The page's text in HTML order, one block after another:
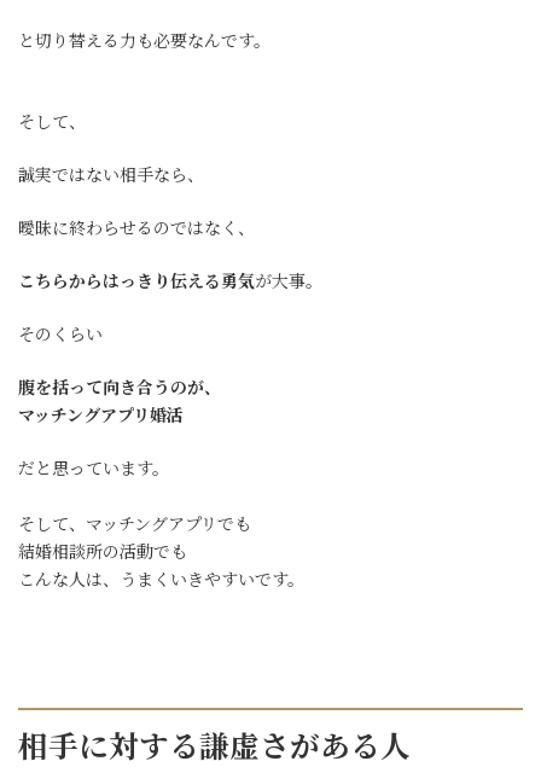
と切り替える力も必要なんです。
そして、
誠実ではない相手なら、
曖昧に終わらせるのではなく、
こちらからはっきり伝える勇気が大事。
そのくらい
腹を括って向き合うのが、
マッチングアプリ婚活
だと思っています。
そして、マッチングアプリでも
結婚相談所の活動でも
こんな人は、うまくいきやすいです。
相手に対する謙虚さがある人